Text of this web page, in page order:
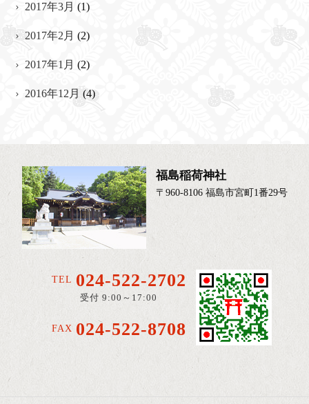
2017年3月 (1)
2017年2月 (2)
2017年1月 (2)
2016年12月 (4)
福島稲荷神社
〒960-8106 福島市宮町1番29号
TEL 024-522-2702
受付 9:00～17:00
FAX 024-522-8708